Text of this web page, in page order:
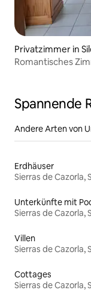
Privatzimmer in
Romantisches
Spannende
Andere Arten von
Erdhäuser
Unterkünfte mit
Villen
Cottages